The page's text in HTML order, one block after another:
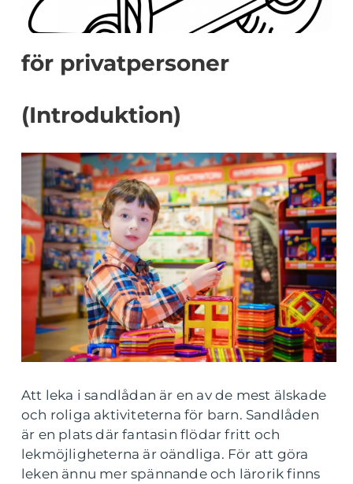
för privatpersoner
(Introduktion)
Att leka i sandlådan är en av de mest älskade
och roliga aktiviteterna för barn. Sandlåden
är en plats där fantasin flödar fritt och
lekmöjligheterna är oändliga. För att göra
leken ännu mer spännande och lärorik finns